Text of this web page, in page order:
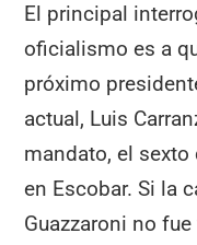
El principal
oficialismo es a
próximo
actual, Luis
mandato, el
en Escobar. Si la
Guazzaroni no